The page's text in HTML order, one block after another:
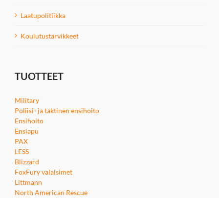
Laatupolitiikka
Koulutustarvikkeet
TUOTTEET
Military
Poliisi- ja taktinen ensihoito
Ensihoito
Ensiapu
PAX
LESS
Blizzard
FoxFury valaisimet
Littmann
North American Rescue